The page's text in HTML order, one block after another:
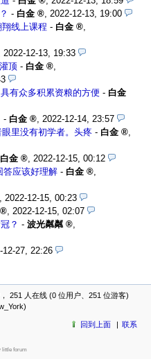
- 白金
2022-12-13, 19:00
线上课程 - 白金
2022-12-13, 19:33
顶 - 白金
有众多积累资粮的方便 - 白金
- 白金
2022-12-14, 23:57
里没有初学者。头疼 - 白金
白金
2022-12-15, 00:12
答应该好理解 - 白金
2022-12-15, 00:23
2022-12-15, 02:07
？ - 波光粼粼
12-27, 22:26
251 人在线 (0 位用户、251 位游客)
回到上面 联系
little forum